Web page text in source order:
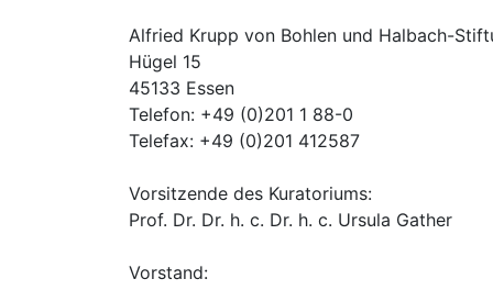
Alfried Krupp von Bohlen und Halbach-
Hügel 15
45133 Essen
Telefon: +49 (0)201 1 88-0
Telefax: +49 (0)201 412587
Vorsitzende des Kuratoriums:
Prof. Dr. Dr. h. c. Dr. h. c. Ursula Gather
Vorstand: